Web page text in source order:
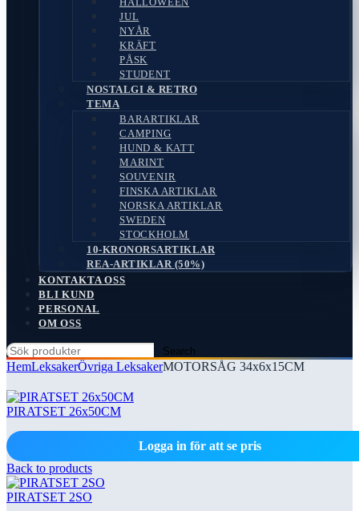
JUL
NYÅR
KRÄFT
PÅSK
STUDENT
NOSTALGI & RETRO
TEMA
BARARTIKLAR
CAMPING
HUND & KATT
MARINT
SOUVENIR
FINSKA ARTIKLAR
NORSKA ARTIKLAR
SWEDEN
STOCKHOLM
10-KRONORSARTIKLAR
REA-ARTIKLAR (50%)
KONTAKTA OSS
BLI KUND
PERSONAL
OM OSS
Search
HemLeksakerÖvriga LeksakerMOTORSÅG 34x6x15CM
PIRATSET 26x50CM
Logga in för att se pris
Back to products
PIRATSET 2SO